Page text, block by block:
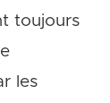
toujours
les